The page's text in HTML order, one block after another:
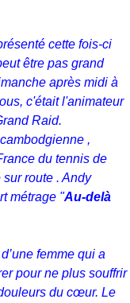
cette fois-ci
être pas grand
après midi à
c'était l'animateur
Raid.
,
du tennis de
route . Andy
métrage "Au-delà
femme qui a
pour ne plus souffrir
du cœur. Le